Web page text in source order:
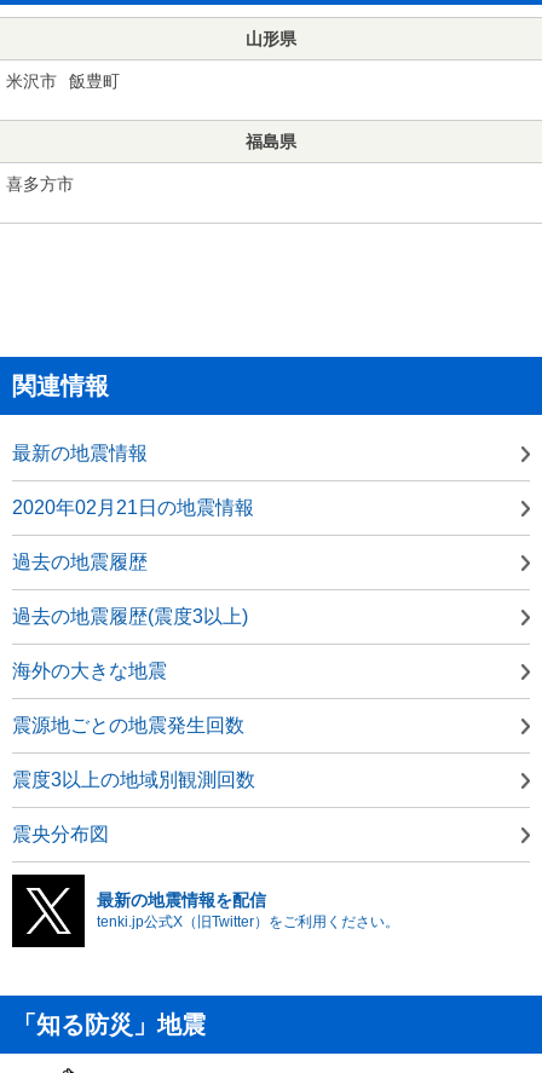
山形県
米沢市 飯豊町
福島県
喜多方市
関連情報
最新の地震情報
2020年02月21日の地震情報
過去の地震履歴
過去の地震履歴(震度3以上)
海外の大きな地震
震源地ごとの地震発生回数
震度3以上の地域別観測回数
震央分布図
最新の地震情報を配信
tenki.jp公式X（旧Twitter）をご利用ください。
「知る防災」地震